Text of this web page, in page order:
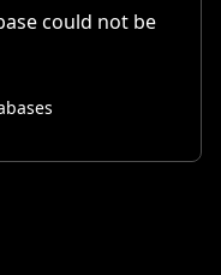
could not be